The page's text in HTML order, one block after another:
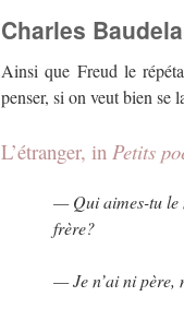
Charles
Ainsi que Freud le
penser, si on veut bien se
L’étranger, in Petits
— Qui aimes-tu le
frère?
— Je n’ai ni père,